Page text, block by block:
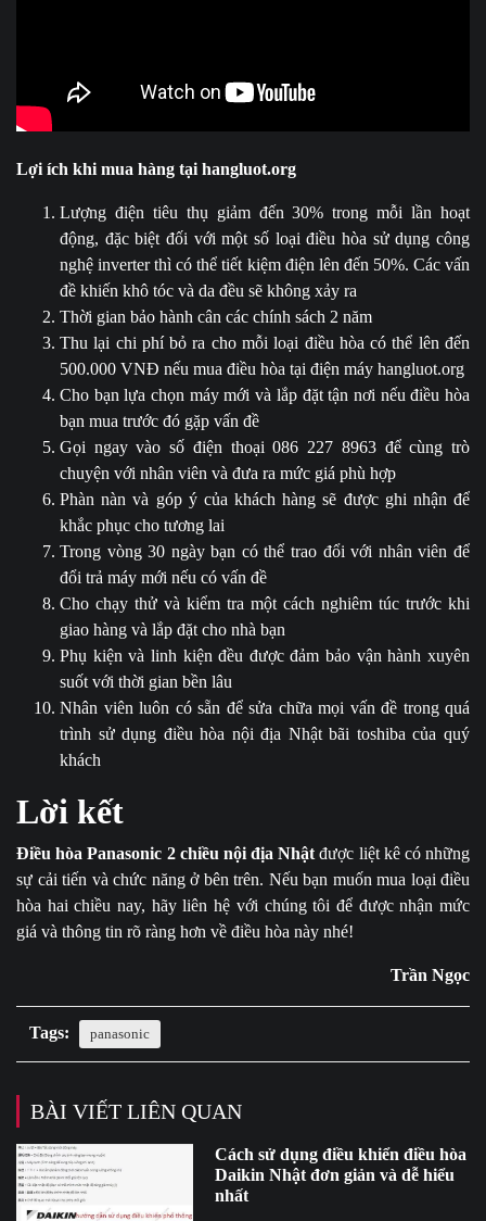
Lợi ích khi mua hàng tại hangluot.org
Lượng điện tiêu thụ giảm đến 30% trong mỗi lần hoạt
động, đặc biệt đối với một số loại điều hòa sử dụng công
nghệ inverter thì có thể tiết kiệm điện lên đến 50%. Các vấn
đề khiến khô tóc và da đều sẽ không xảy ra
Thời gian bảo hành cân các chính sách 2 năm
Thu lại chi phí bỏ ra cho mỗi loại điều hòa có thể lên đến
500.000 VNĐ nếu mua điều hòa tại điện máy hangluot.org
Cho bạn lựa chọn máy mới và lắp đặt tận nơi nếu điều hòa
bạn mua trước đó gặp vấn đề
Gọi ngay vào số điện thoại 086 227 8963 để cùng trò
chuyện với nhân viên và đưa ra mức giá phù hợp
Phàn nàn và góp ý của khách hàng sẽ được ghi nhận để
khắc phục cho tương lai
Trong vòng 30 ngày bạn có thể trao đổi với nhân viên để
đổi trả máy mới nếu có vấn đề
Cho chạy thử và kiểm tra một cách nghiêm túc trước khi
giao hàng và lắp đặt cho nhà bạn
Phụ kiện và linh kiện đều được đảm bảo vận hành xuyên
suốt với thời gian bền lâu
Nhân viên luôn có sẵn để sửa chữa mọi vấn đề trong quá
trình sử dụng điều hòa nội địa Nhật bãi toshiba của quý
khách
Lời kết
Điều hòa Panasonic 2 chiều nội địa Nhật được liệt kê có những
sự cải tiến và chức năng ở bên trên. Nếu bạn muốn mua loại điều
hòa hai chiều nay, hãy liên hệ với chúng tôi để được nhận mức
giá và thông tin rõ ràng hơn về điều hòa này nhé!
Trần Ngọc
Tags: panasonic
BÀI VIẾT LIÊN QUAN
Cách sử dụng điều khiển điều hòa
Daikin Nhật đơn giản và dễ hiểu
nhất